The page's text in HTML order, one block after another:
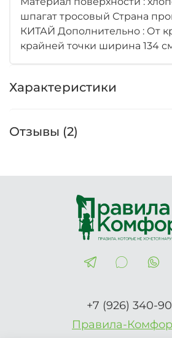
шпагат тросовый Страна
КИТАЙ Дополнительно : От
крайней точки ширина 134
Характеристики
Отзывы (2)
+7 (926) 340-
Правила-